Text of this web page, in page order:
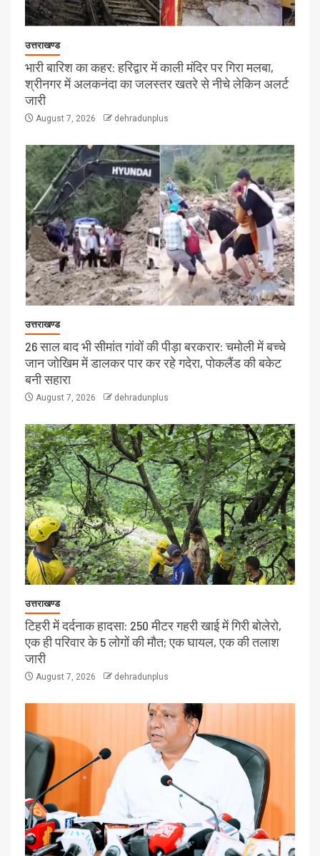
उत्तराखण्ड
भारी बारिश का कहर: हरिद्वार में काली मंदिर पर गिरा मलबा,
श्रीनगर में अलकनंदा का जलस्तर खतरे से नीचे लेकिन अलर्ट
जारी
August 7, 2026 dehradunplus
उत्तराखण्ड
26 साल बाद भी सीमांत गांवों की पीड़ा बरकरार: चमोली में बच्चे
जान जोखिम में डालकर पार कर रहे गदेरा, पोकलैंड की बकेट
बनी सहारा
August 7, 2026 dehradunplus
उत्तराखण्ड
टिहरी में दर्दनाक हादसा: 250 मीटर गहरी खाई में गिरी बोलेरो,
एक ही परिवार के 5 लोगों की मौत; एक घायल, एक की तलाश
जारी
August 7, 2026 dehradunplus